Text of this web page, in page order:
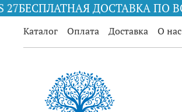
ПО ВСЕЙ РОССИИ ПРИ
Каталог Оплата Доставка О нас